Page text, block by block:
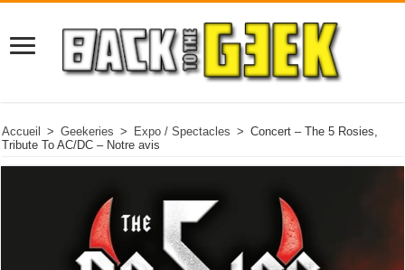
Accueil > Geekeries > Expo / Spectacles > Concert – The 5 Rosies,
Tribute To AC/DC – Notre avis